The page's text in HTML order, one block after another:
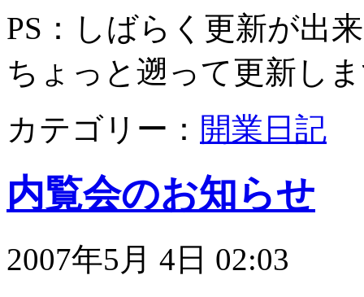
PS：しばらく更新が出
ちょっと遡って更新し
カテゴリー： 開業日記
内覧会のお知らせ
2007年5月 4日 02:03